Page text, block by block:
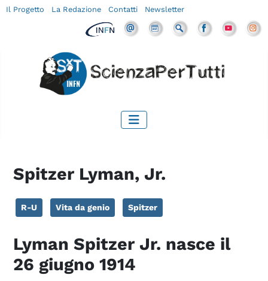
Il Progetto La Redazione Contatti Newsletter
Spitzer Lyman, Jr.
R-U Vita da genio Spitzer
Lyman Spitzer Jr. nasce il
26 giugno 1914